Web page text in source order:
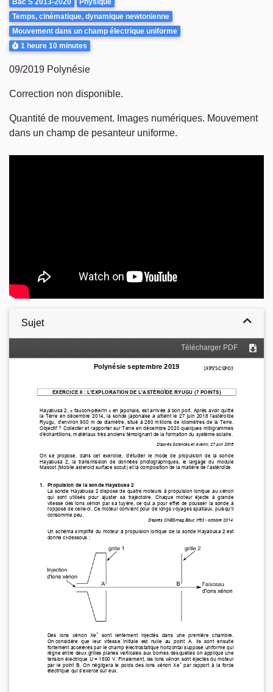
Bac S 2013-2020
Physique
Temps, cinématique, dynamique newtonienne
Mouvement dans un champ électrique uniforme
Durée
1 heure 10 minutes
09/2019 Polynésie
Correction non disponible.
Quantité de mouvement. Images numériques. Mouvement
dans un champ de pesanteur uniforme.
Sujet